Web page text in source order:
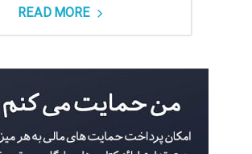
READ MORE